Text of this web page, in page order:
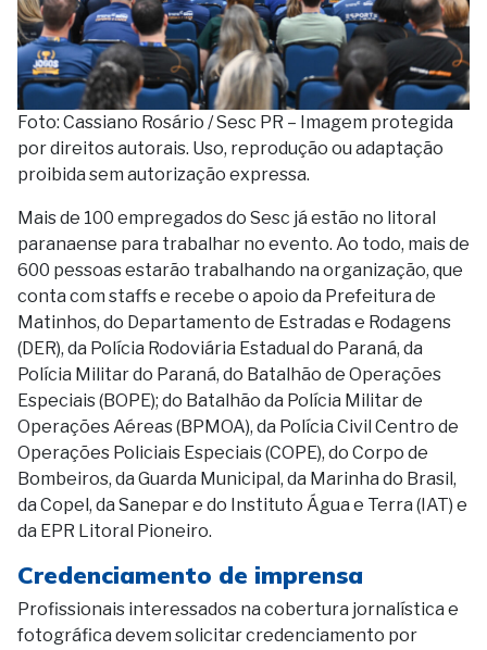
Foto: Cassiano Rosário / Sesc PR – Imagem protegida
por direitos autorais. Uso, reprodução ou adaptação
proibida sem autorização expressa.
Mais de 100 empregados do Sesc já estão no litoral
paranaense para trabalhar no evento. Ao todo, mais de
600 pessoas estarão trabalhando na organização, que
conta com staffs e recebe o apoio da Prefeitura de
Matinhos, do Departamento de Estradas e Rodagens
(DER), da Polícia Rodoviária Estadual do Paraná, da
Polícia Militar do Paraná, do Batalhão de Operações
Especiais (BOPE); do Batalhão da Polícia Militar de
Operações Aéreas (BPMOA), da Polícia Civil Centro de
Operações Policiais Especiais (COPE), do Corpo de
Bombeiros, da Guarda Municipal, da Marinha do Brasil,
da Copel, da Sanepar e do Instituto Água e Terra (IAT) e
da EPR Litoral Pioneiro.
Credenciamento de imprensa
Profissionais interessados na cobertura jornalística e
fotográfica devem solicitar credenciamento por